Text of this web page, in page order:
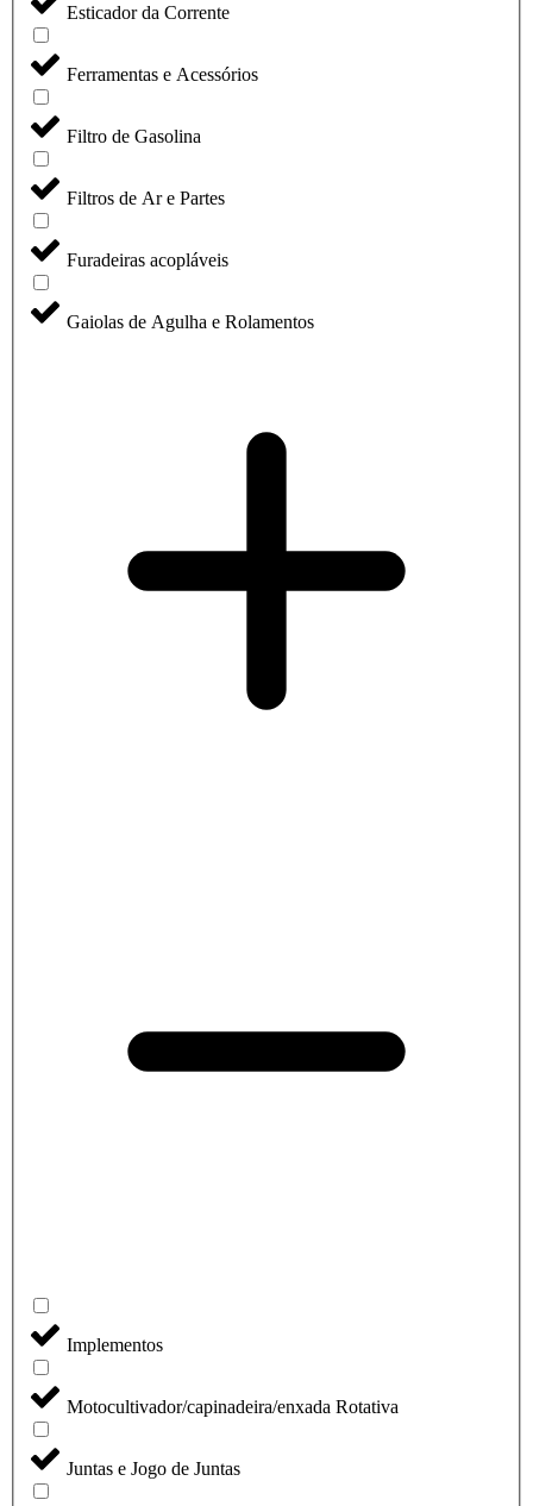
Esticador da Corrente
Ferramentas e Acessórios
Filtro de Gasolina
Filtros de Ar e Partes
Furadeiras acopláveis
Gaiolas de Agulha e Rolamentos
Implementos
Motocultivador/capinadeira/enxada Rotativa
Juntas e Jogo de Juntas